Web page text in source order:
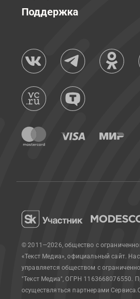
Поддержка
© 2011—2026, общество с
«Текст Медиа», официальный сайт.
управляется обществом с
"Текст Медиа", ОГРН 1163668076550.
осуществляться партнерами Сервиса.